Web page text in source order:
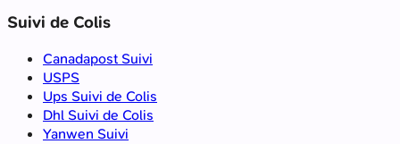
Suivi de Colis
Canadapost Suivi
USPS
Ups Suivi de Colis
Dhl Suivi de Colis
Yanwen Suivi